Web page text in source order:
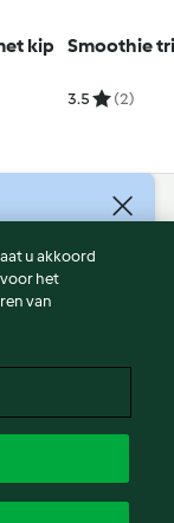
kip
Smoothie
3.5 (2)
u akkoord
het
van